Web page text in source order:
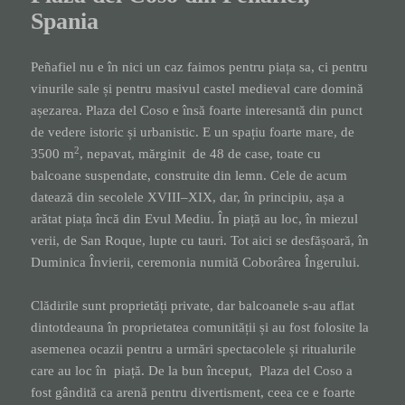
Spania
Peñafiel nu e în nici un caz faimos pentru piața sa, ci pentru
vinurile sale și pentru masivul castel medieval care domină
așezarea. Plaza del Coso e însă foarte interesantă din punct
de vedere istoric și urbanistic. E un spațiu foarte mare, de
3500 m2, nepavat, mărginit de 48 de case, toate cu
balcoane suspendate, construite din lemn. Cele de acum
datează din secolele XVIII–XIX, dar, în principiu, așa a
arătat piața încă din Evul Mediu. În piață au loc, în miezul
verii, de San Roque, lupte cu tauri. Tot aici se desfășoară, în
Duminica Învierii, ceremonia numită Coborârea Îngerului.
Clădirile sunt proprietăți private, dar balcoanele s-au aflat
dintotdeauna în proprietatea comunității și au fost folosite la
asemenea ocazii pentru a urmări spectacolele și ritualurile
care au loc în piață. De la bun început, Plaza del Coso a
fost gândită ca arenă pentru divertisment, ceea ce e foarte